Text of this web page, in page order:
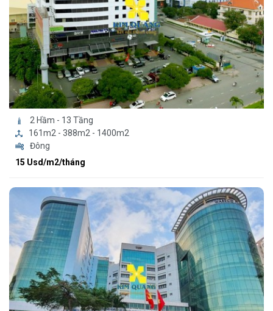
2 Hầm - 13 Tầng
161m2 - 388m2 - 1400m2
Đông
15 Usd/m2/tháng